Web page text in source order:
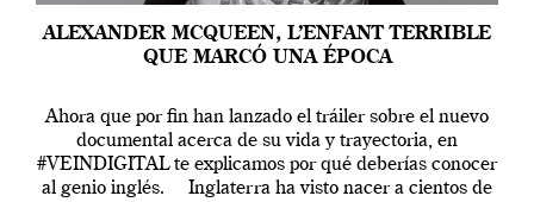
ALEXANDER MCQUEEN, L’ENFANT TERRIBLE
QUE MARCÓ UNA ÉPOCA
Ahora que por fin han lanzado el tráiler sobre el nuevo
documental acerca de su vida y trayectoria, en
#VEINDIGITAL te explicamos por qué deberías conocer
al genio inglés. Inglaterra ha visto nacer a cientos de